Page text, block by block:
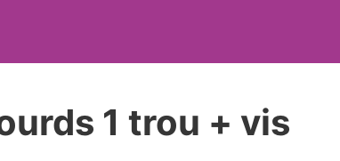
1 trou + vis